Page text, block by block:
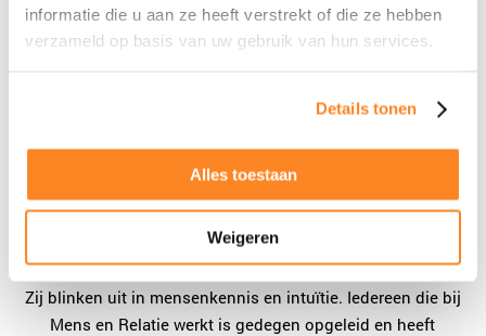
informatie die u aan ze heeft verstrekt of die ze hebben
verzameld op basis van uw gebruik van hun services.
Details tonen
Alles toestaan
Weigeren
Subtitel
Kolom 1
Zij blinken uit in mensenkennis en intuïtie. Iedereen die bij
Mens en Relatie werkt is gedegen opgeleid en heeft